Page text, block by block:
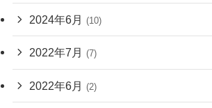
2024年6月 (10)
2022年7月 (7)
2022年6月 (2)